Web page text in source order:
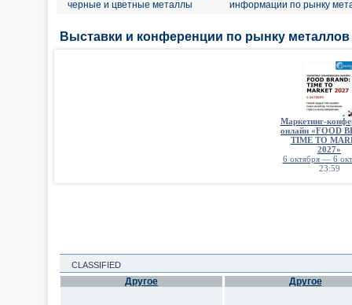
черные и цветные металлы
информации по рынку
Выставки и конференции по рынку
Маркетинг-
онлайн «FOOD
TIME TO
2027»
6 октября — 6
23:59
CLASSIFIED
Другое Другое